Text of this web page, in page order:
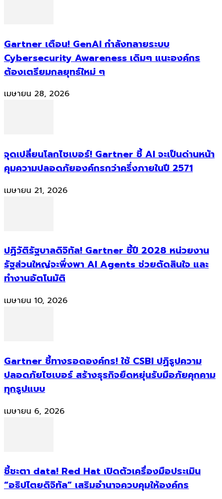
Gartner เตือน! GenAI กำลังทลายระบบ
Cybersecurity Awareness เดิมๆ แนะองค์กร
ต้องเตรียมกลยุทธ์ใหม่ ๆ
เมษายน 28, 2026
จุดเปลี่ยนโลกไซเบอร์! Gartner ชี้ AI จะเป็นด่านหน้า
คุมความปลอดภัยองค์กรกว่าครึ่งภายในปี 2571
เมษายน 21, 2026
ปฏิวัติรัฐบาลดิจิทัล! Gartner ชี้ปี 2028 หน่วยงาน
รัฐส่วนใหญ่จะพึ่งพา AI Agents ช่วยตัดสินใจ และ
ทำงานอัตโนมัติ
เมษายน 10, 2026
Gartner ชี้ทางรอดองค์กร! ใช้ CSBI ปฏิรูปความ
ปลอดภัยไซเบอร์ สร้างธุรกิจยืดหยุ่นรับมือภัยคุกคาม
ทุกรูปแบบ
เมษายน 6, 2026
ชี้ชะตา data! Red Hat เปิดตัวเครื่องมือประเมิน
“อธิปไตยดิจิทัล” เสริมอำนาจควบคุมให้องค์กร